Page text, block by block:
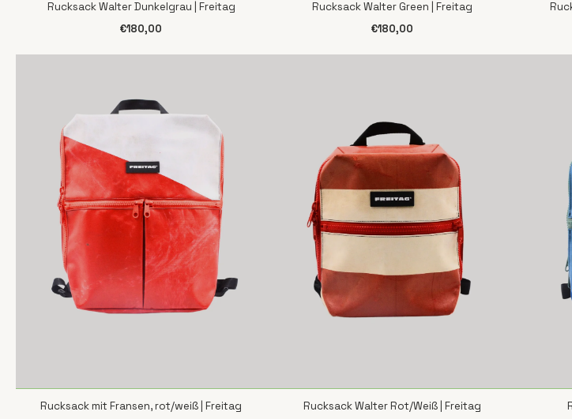
SCHNELLANSICHT
Rucksack Walter Dunkelgrau | Freitag
€180,00
SCHNELLANSICHT
Rucksack Walter Green | Freitag
€180,00
SCHNELLANSICHT
Rucksack mit Fransen, rot/weiß | Freitag
SCHNELLANSICHT
Rucksack Walter Rot/Weiß | Freitag